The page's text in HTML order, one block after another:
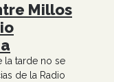
Millos
la tarde no se
de la Radio